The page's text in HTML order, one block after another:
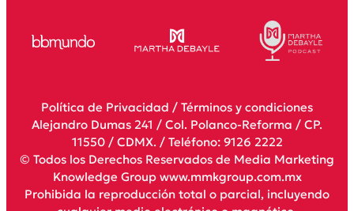
Política de Privacidad / Términos y condiciones
Alejandro Dumas 241 / Col. Polanco-Reforma / CP.
11550 / CDMX. / Teléfono: 9126 2222
© Todos los Derechos Reservados de Media Marketing
Knowledge Group www.mmkgroup.com.mx
Prohibida la reproducción total o parcial, incluyendo